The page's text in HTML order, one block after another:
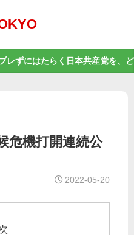
レずにはたらく日本共産党を、
危機打開連続公
2022-05-20